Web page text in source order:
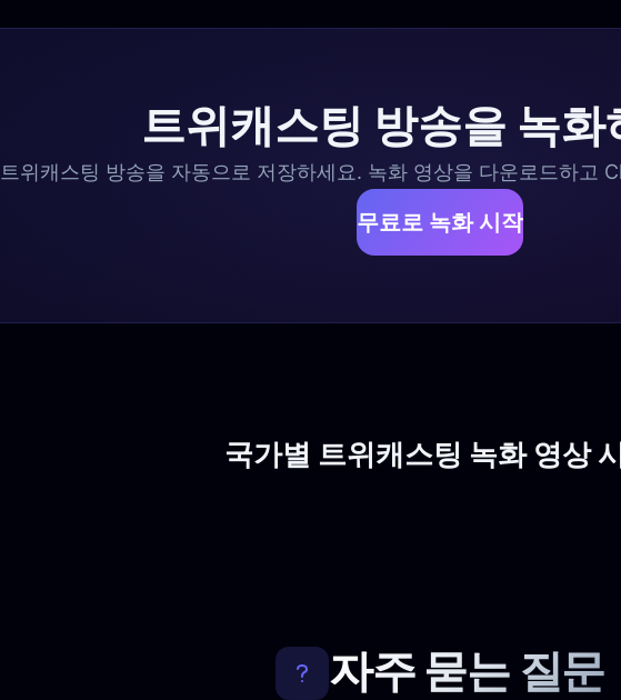
트위캐스팅 방송을 녹화
트위캐스팅 방송을 자동으로 저장하세요. 녹화 영상을 다운로드하고
무료로 녹화 시작
국가별 트위캐스팅 녹화 영상
자주 묻는 질문